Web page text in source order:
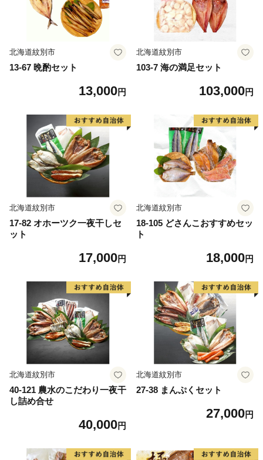
北海道紋別市
13-67 晩酌セット
13,000円
北海道紋別市
103-7 海の満足セット
103,000円
北海道紋別市
17-82 オホーツク一夜干しセ
ット
17,000円
北海道紋別市
18-105 どさんこおすすめセッ
ト
18,000円
北海道紋別市
40-121 農水のこだわり一夜干
し詰め合せ
40,000円
北海道紋別市
27-38 まんぷくセット
27,000円